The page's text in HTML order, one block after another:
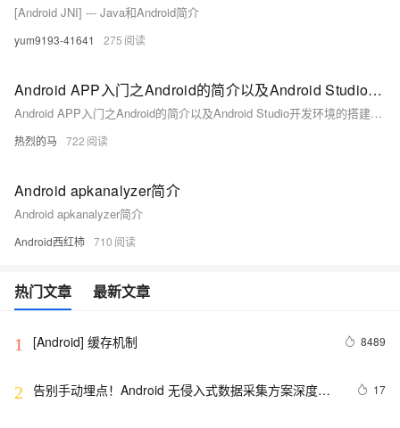
[Android JNI] --- Java和Android简介
yum9193-41641 275
Android APP入门之Android的简介以及Android Studio开发环境的搭建和测试（2022最新 图文解释 简单易懂）
Android APP入门之Android的简介以及Android Studio开发环境的搭建和测试（2022最新 图文解释 简单易懂）
热烈的马 722
Android apkanalyzer简介
Android apkanalyzer简介
Android西红柿 710
热门文章 最新文章
1 [Android] 缓存机制 8489
2 告别手动埋点！Android 无侵入式数据采集方案深度解
17